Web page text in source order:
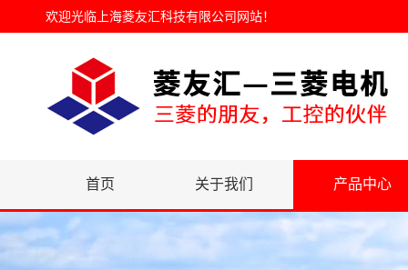
欢迎光临 上海菱友汇科技有限公司网站！
首页 关于我们 产品中心